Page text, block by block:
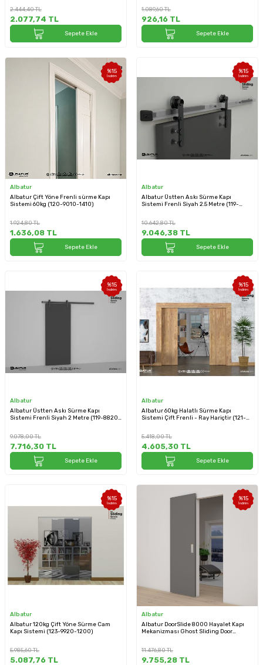
2.444,40TL
2.077,74 TL
Sepete Ekle
1.089,60TL
926,16 TL
Sepete Ekle
%15
İndirim
Albatur
Albatur Çift Yöne Frenli sürme Kapı
Sistemi 60kg (120-9010-1410)
1.924,80TL
1.636,08 TL
Sepete Ekle
%15
İndirim
Albatur
Albatur Üstten Askı Sürme Kapı
Sistemi Frenli Siyah 2.5 Metre (119-
10.642,80TL
9.046,38 TL
Sepete Ekle
%15
İndirim
Albatur
Albatur Üstten Askı Sürme Kapı
Sistemi Frenli Siyah 2 Metre (119-8820-
9.078,00TL
7.716,30 TL
Sepete Ekle
%15
İndirim
Albatur
Albatur 60kg Halatlı Sürme Kapı
Sistemi Çift Frenli - Ray Hariçtir (121-
5.418,00TL
4.605,30 TL
Sepete Ekle
%15
İndirim
Albatur
Albatur 120kg Çift Yöne Sürme Cam
Kapı Sistemi (123-9920-1200)
5.985,60TL
5.087,76 TL
%15
İndirim
Albatur
Albatur DoorSlide 8000 Hayalet Kapı
Mekanizması Ghost Sliding Door
11.476,80TL
9.755,28 TL